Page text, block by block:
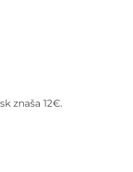
znaša 12€.